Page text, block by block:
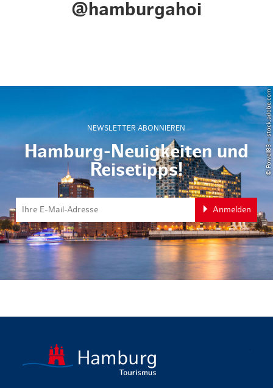
@hamburgahoi
NEWSLETTER ABONNIEREN
Hamburg-Neuigkeiten und
Reisetipps!
Anmelden
© Powell83 – stock.adobe.com